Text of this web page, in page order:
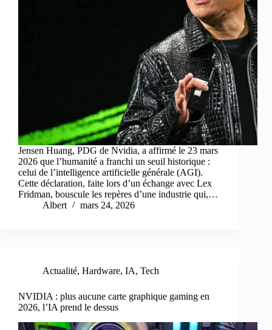
Jensen Huang, PDG de Nvidia, a affirmé le 23 mars
2026 que l’humanité a franchi un seuil historique :
celui de l’intelligence artificielle générale (AGI).
Cette déclaration, faite lors d’un échange avec Lex
Fridman, bouscule les repères d’une industrie qui,…
Albert
mars 24, 2026
Actualité, Hardware, IA, Tech
NVIDIA : plus aucune carte graphique gaming en
2026, l’IA prend le dessus